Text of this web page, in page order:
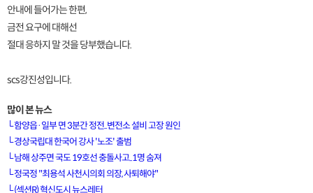
안내에 들어가는 한편,
금전 요구에 대해선
절대 응하지 말 것을 당부했습니다.
scs강진성입니다.
많이 본 뉴스
└함양읍·일부 면 3분간 정전..변전소 설비 고장 원인
└경상국립대 한국어 강사 '노조' 출범
└남해 상주면 국도 19호선 충돌사고..1명 숨져
└정국정 "최용석 사천시의회 의장, 사퇴해야"
└(섹션R) 혁신도시 뉴스레터